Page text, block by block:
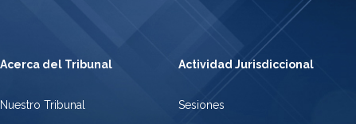
Acerca del Tribunal
Nuestro Tribunal
Actividad Jurisdiccional
Sesiones